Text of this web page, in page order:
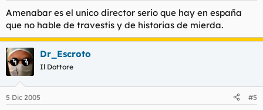
Amenabar es el unico director serio que hay en españa
que no hable de travestis y de historias de mierda.
Dr_Escroto
Il Dottore
5 Dic 2005 #5